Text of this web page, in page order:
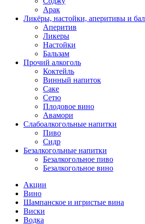
Арак
Ликёры, настойки, аперитивы и
Аперитив
Ликеры
Настойки
Бальзам
Прочий алкоголь
Коктейль
Винный напиток
Саке
Сетю
Плодовое вино
Авамори
Слабоалкогольные напитки
Пиво
Сидр
Безалкогольные напитки
Безалкогольное пиво
Безалкогольное вино
Акции
Вино
Шампанское и игристые вина
Виски
Водка